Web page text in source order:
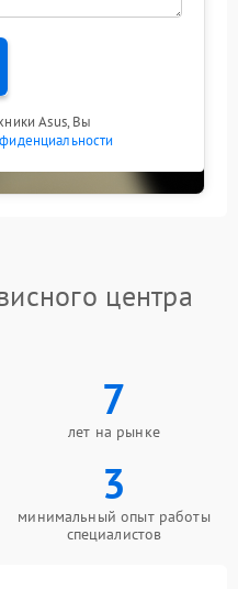
Asus, Вы
центра
7
лет на рынке
3
минимальный опыт работы
специалистов